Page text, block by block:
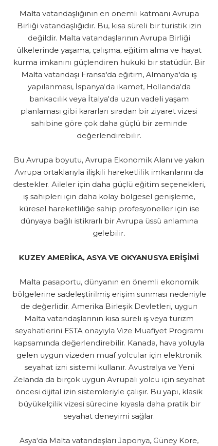
Malta vatandaşlığının en önemli katmanı Avrupa
Birliği vatandaşlığıdır. Bu, kısa süreli bir turistik izin
değildir. Malta vatandaşlarının Avrupa Birliği
ülkelerinde yaşama, çalışma, eğitim alma ve hayat
kurma imkanını güçlendiren hukuki bir statüdür. Bir
Malta vatandaşı Fransa'da eğitim, Almanya'da iş
yapılanması, İspanya'da ikamet, Hollanda'da
bankacılık veya İtalya'da uzun vadeli yaşam
planlaması gibi kararları sıradan bir ziyaret vizesi
sahibine göre çok daha güçlü bir zeminde
değerlendirebilir.
Bu Avrupa boyutu, Avrupa Ekonomik Alanı ve yakın
Avrupa ortaklarıyla ilişkili hareketlilik imkanlarını da
destekler. Aileler için daha güçlü eğitim seçenekleri,
iş sahipleri için daha kolay bölgesel genişleme,
küresel hareketliliğe sahip profesyoneller için ise
dünyaya bağlı istikrarlı bir Avrupa üssü anlamına
gelebilir.
KUZEY AMERİKA, ASYA VE OKYANUSYA ERİŞİMİ
Malta pasaportu, dünyanın en önemli ekonomik
bölgelerine sadeleştirilmiş erişim sunması nedeniyle
de değerlidir. Amerika Birleşik Devletleri, uygun
Malta vatandaşlarının kısa süreli iş veya turizm
seyahatlerini ESTA onayıyla Vize Muafiyet Programı
kapsamında değerlendirebilir. Kanada, hava yoluyla
gelen uygun vizeden muaf yolcular için elektronik
seyahat izni sistemi kullanır. Avustralya ve Yeni
Zelanda da birçok uygun Avrupalı yolcu için seyahat
öncesi dijital izin sistemleriyle çalışır. Bu yapı, klasik
büyükelçilik vizesi sürecine kıyasla daha pratik bir
seyahat deneyimi sağlar.
Asya'da Malta vatandaşları Japonya, Güney Kore,